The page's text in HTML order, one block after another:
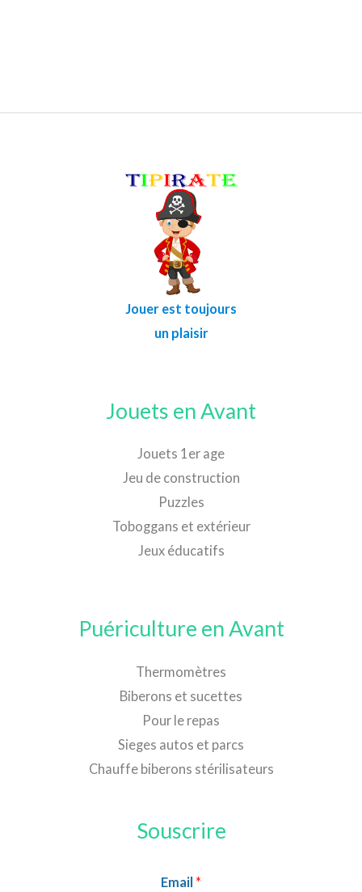
Jouer est toujours
un plaisir
Jouets en Avant
Jouets 1er age
Jeu de construction
Puzzles
Toboggans et extérieur
Jeux éducatifs
Puériculture en Avant
Thermomètres
Biberons et sucettes
Pour le repas
Sieges autos et parcs
Chauffe biberons stérilisateurs
Souscrire
Email *